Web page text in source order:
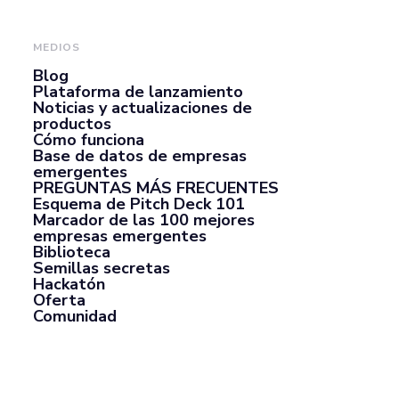
MEDIOS
Blog
Plataforma de lanzamiento
Noticias y actualizaciones de
productos
Cómo funciona
Base de datos de empresas
emergentes
PREGUNTAS MÁS FRECUENTES
Esquema de Pitch Deck 101
Marcador de las 100 mejores
empresas emergentes
Biblioteca
Semillas secretas
Hackatón
Oferta
Comunidad